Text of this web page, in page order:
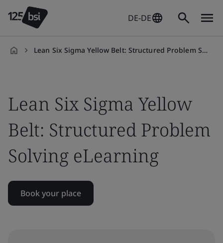
DE-DE
Lean Six Sigma Yellow Belt: Structured Problem Solving On-demand
Lean Six Sigma Yellow
Belt: Structured Problem
Solving eLearning
Book your place